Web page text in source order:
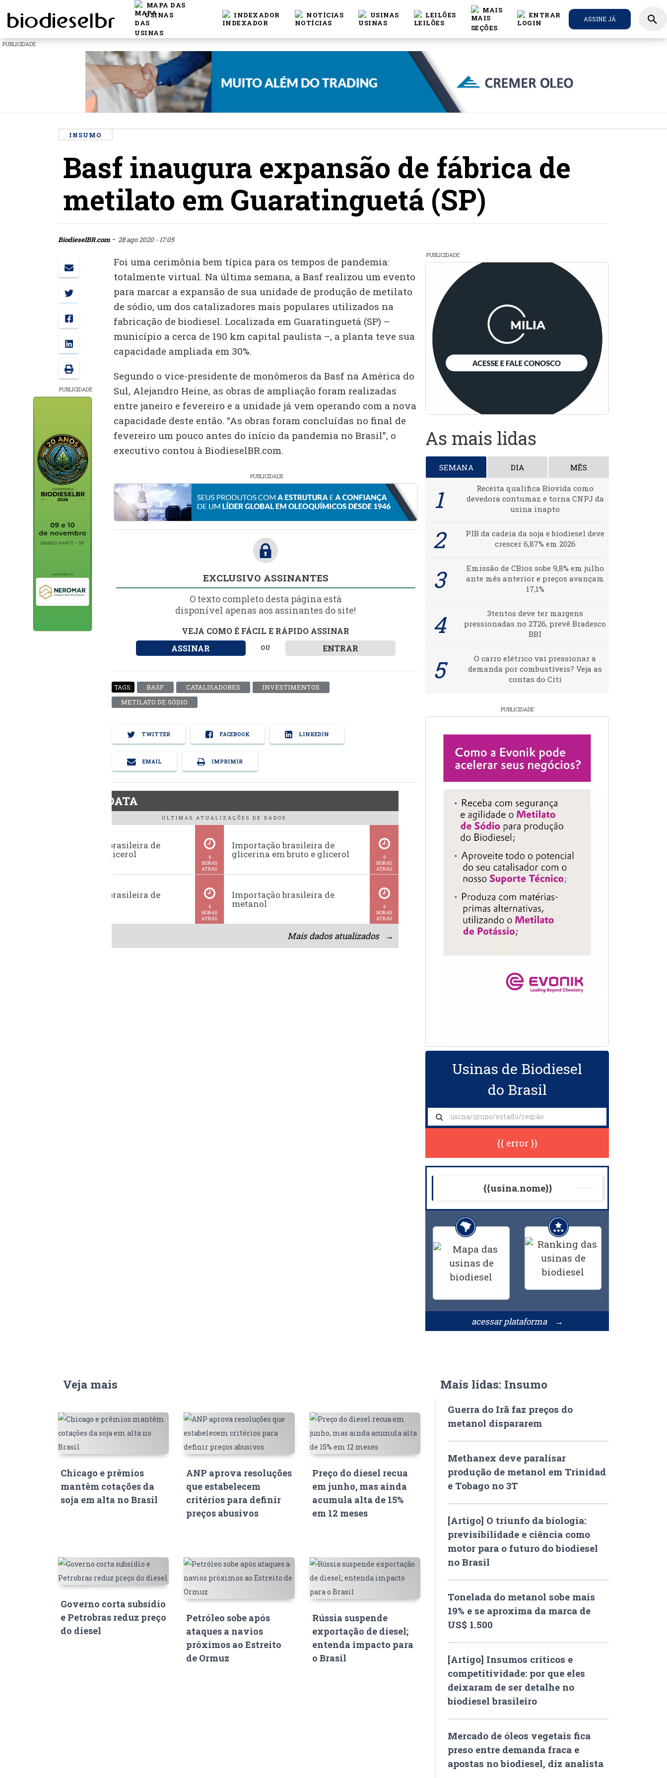
MAPA DAS
USINAS
INDEXADOR NOTÍCIAS USINAS LEILÕES
MAIS
ENTRAR ASSINE JÁ search
PUBLICIDADE
INSUMO
Basf inaugura expansão de fábrica de
metilato em Guaratinguetá (SP)
BiodieselBR.com- 28 ago 2020 - 17:05
PUBLICIDADE
Foi uma cerimônia bem típica para os tempos de pandemia:
totalmente virtual. Na última semana, a Basf realizou um evento
para marcar a expansão de sua unidade de produção de metilato
de sódio, um dos catalizadores mais populares utilizados na
fabricação de biodiesel. Localizada em Guaratinguetá (SP) –
município a cerca de 190 km capital paulista –, a planta teve sua
capacidade ampliada em 30%.
Segundo o vice-presidente de monômeros da Basf na América do
Sul, Alejandro Heine, as obras de ampliação foram realizadas
entre janeiro e fevereiro e a unidade já vem operando com a nova
capacidade deste então. “As obras foram concluídas no final de
fevereiro um pouco antes do início da pandemia no Brasil”, o
executivo contou à BiodieselBR.com.
PUBLICIDADE
EXCLUSIVO ASSINANTES
O texto completo desta página está
disponível apenas aos assinantes do site!
VEJA COMO É FÁCIL E RÁPIDO ASSINAR
ASSINAR
OU ENTRAR
TAGS: BASF CATALISADORES
INVESTIMENTOS
METILATO DE SÓDIO
TWITTER FACEBOOK LINKEDIN
EMAIL IMPRIMIR
BiodieselDATA
ÚLTIMAS ATUALIZAÇÕES DE DADOS
Exportação brasileira de
glicerina e glicerol
6
HORAS
ATRÁS
Importação brasileira de
glicerina em bruto e glicerol
6
HORAS
ATRÁS
Exportação brasileira de
6
HORAS
ATRÁS
Importação brasileira de
metanol
6
HORAS
ATRÁS
Mais dados atualizados →
PUBLICIDADE
As mais lidas
SEMANA DIA MÊS
Receita qualifica Biovida como
devedora contumaz e torna CNPJ da
usina inapto
PIB da cadeia da soja e biodiesel deve
crescer 6,87% em 2026
Emissão de CBios sobe 9,8% em julho
ante mês anterior e preços avançam
17,1%
3tentos deve ter margens
pressionadas no 2T26, prevê Bradesco
BBI
O carro elétrico vai pressionar a
demanda por combustíveis? Veja as
contas do Citi
PUBLICIDADE
Usinas de Biodiesel
do Brasil
{{ error }}
{{usina.nome}}
acessar plataforma →
Veja mais
Chicago e prêmios
mantêm cotações da
soja em alta no Brasil
ANP aprova resoluções
que estabelecem
critérios para definir
preços abusivos
Preço do diesel recua
em junho, mas ainda
acumula alta de 15%
em 12 meses
Governo corta subsídio
e Petrobras reduz preço
do diesel
Petróleo sobe após
ataques a navios
próximos ao Estreito
de Ormuz
Rússia suspende
exportação de diesel;
entenda impacto para
o Brasil
Mais lidas: Insumo
Guerra do Irã faz preços do
metanol dispararem
Methanex deve paralisar
produção de metanol em Trinidad
e Tobago no 3T
[Artigo] O triunfo da biologia:
previsibilidade e ciência como
motor para o futuro do biodiesel
no Brasil
Tonelada do metanol sobe mais
19% e se aproxima da marca de
US$ 1.500
[Artigo] Insumos críticos e
competitividade: por que eles
deixaram de ser detalhe no
biodiesel brasileiro
Mercado de óleos vegetais fica
preso entre demanda fraca e
apostas no biodiesel, diz analista